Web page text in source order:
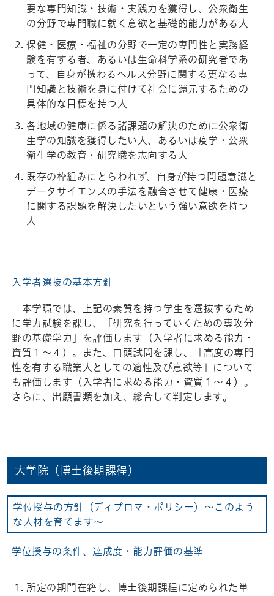
要な専門知識・技術・実践力を獲得し、公衆衛生
の分野で専門職に就く意欲と基礎的能力がある人
保健・医療・福祉の分野で一定の専門性と実務経
験を有する者、あるいは生命科学系の研究者であ
って、自身が携わるヘルス分野に関する更なる専
門知識と技術を身に付けて社会に還元するための
具体的な目標を持つ人
各地域の健康に係る諸課題の解決のために公衆衛
生学の知識を獲得したい人、あるいは疫学・公衆
衛生学の教育・研究職を志向する人
既存の枠組みにとらわれず、自身が持つ問題意識と
データサイエンスの手法を融合させて健康・医療
に関する課題を解決したいという強い意欲を持つ
人
入学者選抜の基本方針
本学環では、上記の素質を持つ学生を選抜するため
に学力試験を課し、「研究を行っていくための専攻分
野の基礎学力」を評価します（入学者に求める能力・
資質１～４）。また、口頭試問を課し、「高度の専門
性を有する職業人としての適性及び意欲等」について
も評価します（入学者に求める能力・資質１～４）。
さらに、出願書類を加え、総合して判定します。
大学院（博士後期課程）
学位授与の方針（ディプロマ・ポリシー）～このよう
な人材を育てます～
学位授与の条件、達成度・能力評価の基準
所定の期間在籍し、博士後期課程に定められた単